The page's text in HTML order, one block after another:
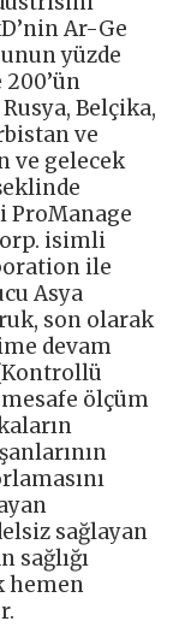
Ar-Ge
yüzde
200’ün
Belçika,
ve
ve gelecek
ProManage
isimli
ile
Asya
son olarak
devam
ölçüm
sağlayan
sağlığı
hemen